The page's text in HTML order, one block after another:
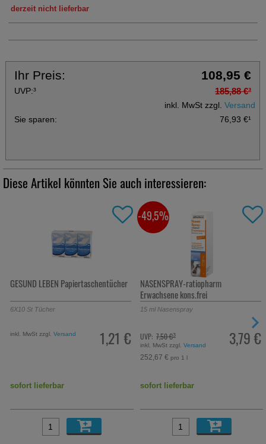
derzeit nicht lieferbar
Ihr Preis: 108,95 €
UVP:³ 185,88 €³
inkl. MwSt zzgl.Versand
Sie sparen:
76,93 €¹
Diese Artikel könnten Sie auch interessieren:
Papiertaschentücher
1,21 €
NASENSPRAY-ratiopharm
Erwachsene kons.frei
3,79 €
7,50 €
inkl. MwSt zzgl.Versand
-49,5%
ASPECTON
59,65 € ³
inkl. MwSt zzgl.
-15,5%